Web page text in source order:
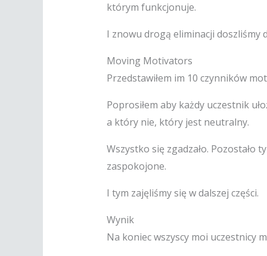
którym funkcjonuje.
I znowu drogą eliminacji doszliśmy
Moving Motivators
Przedstawiłem im 10 czynników
Poprosiłem aby każdy uczestnik
a który nie, który jest neutralny.
Wszystko się zgadzało. Pozostało
zaspokojone.
I tym zajęliśmy się w dalszej części.
Wynik
Na koniec wszyscy moi uczestnicy